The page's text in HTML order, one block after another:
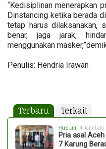
“Kedisiplinan menerapkan
Dinstancing ketika berada
tetap harus dilaksanakan,
benar, jaga jarak,
menggunakan
Penulis: Hendria Irawan
Terbaru Terkait
Hukum , 4 Jam Lalu
Pria asal
7 Karung